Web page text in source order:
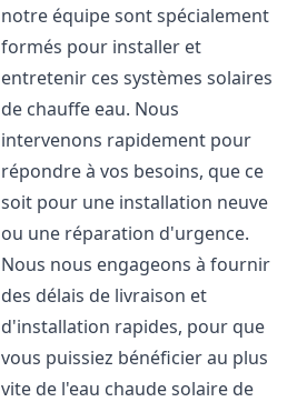
notre équipe sont spécialement
formés pour installer et
entretenir ces systèmes solaires
de chauffe eau. Nous
intervenons rapidement pour
répondre à vos besoins, que ce
soit pour une installation neuve
ou une réparation d'urgence.
Nous nous engageons à fournir
des délais de livraison et
d'installation rapides, pour que
vous puissiez bénéficier au plus
vite de l'eau chaude solaire de